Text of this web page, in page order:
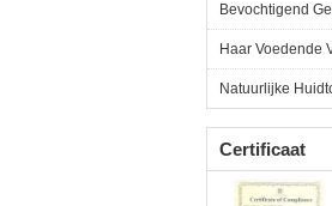
Bevochtigend
Haar Voedende
Natuurlijke
Certificaat